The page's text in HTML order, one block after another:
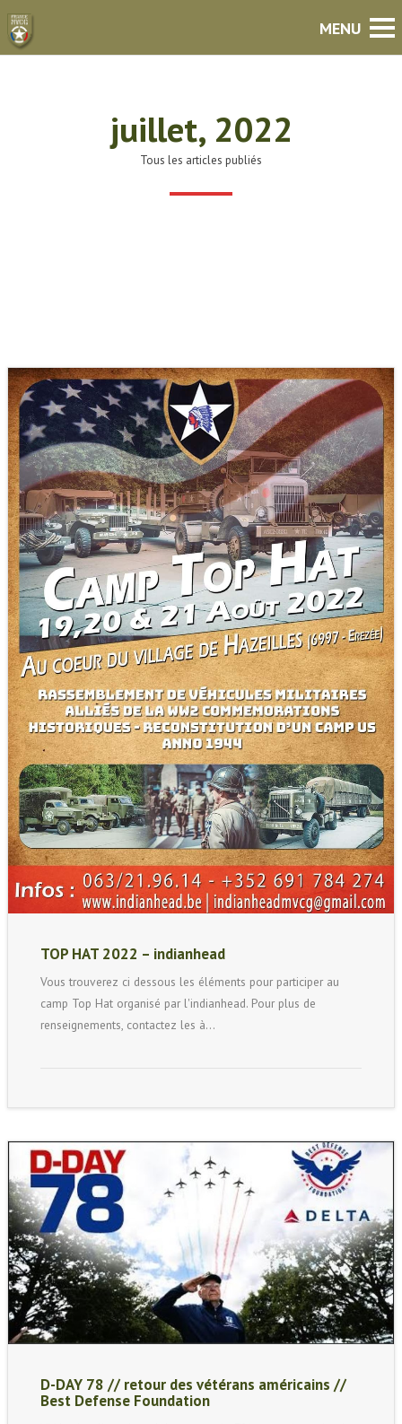
juillet, 2022
Tous les articles publiés
TOP HAT 2022 – indianhead
Vous trouverez ci dessous les éléments pour participer au
camp Top Hat organisé par l'indianhead. Pour plus de
renseignements, contactez les à…
D-DAY 78 // retour des vétérans américains //
Best Defense Foundation